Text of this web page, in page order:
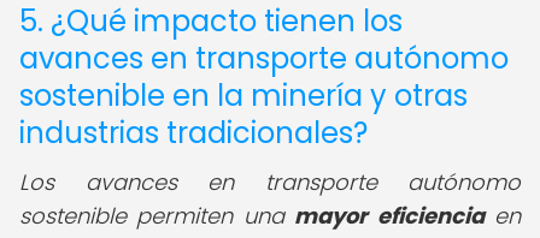
5. ¿Qué impacto tienen los
avances en transporte autónomo
sostenible en la minería y otras
industrias tradicionales?
Los avances en transporte autónomo
sostenible permiten una mayor eficienciaen